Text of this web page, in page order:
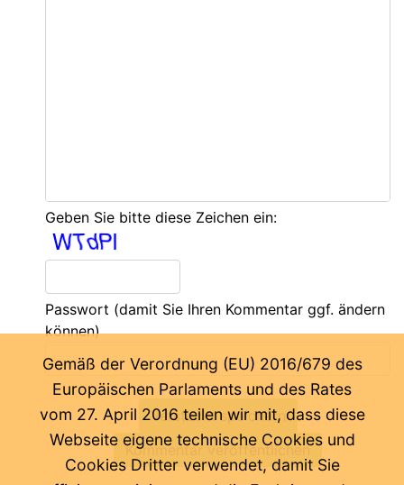
Geben Sie bitte diese Zeichen ein:
Passwort (damit Sie Ihren Kommentar ggf. ändern
können)
Gemäß der Verordnung (EU) 2016/679 des
Europäischen Parlaments und des Rates
vom 27. April 2016 teilen wir mit, dass diese
Webseite eigene technische Cookies und
Cookies Dritter verwendet, damit Sie